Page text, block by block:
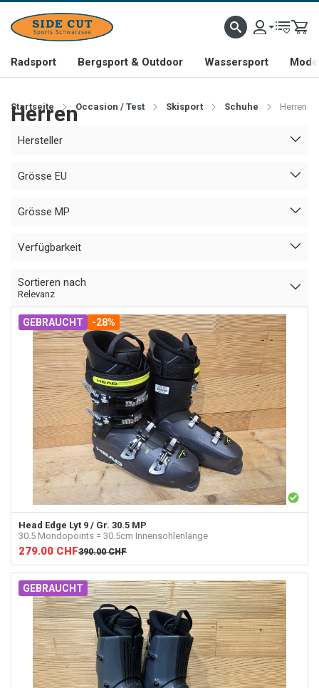
Radsport Bergsport & Outdoor Wassersport
Startseite Occasion / Test Skisport Schuhe Herren
Herren
Hersteller
Grösse EU
Grösse MP
Verfügbarkeit
Sortieren nach
Relevanz
GEBRAUCHT -28%
Head Edge Lyt 9 / Gr. 30.5 MP
30.5 Mondopoints = 30.5cm Innensohlenlänge
279.00 CHF390.00 CHF
GEBRAUCHT